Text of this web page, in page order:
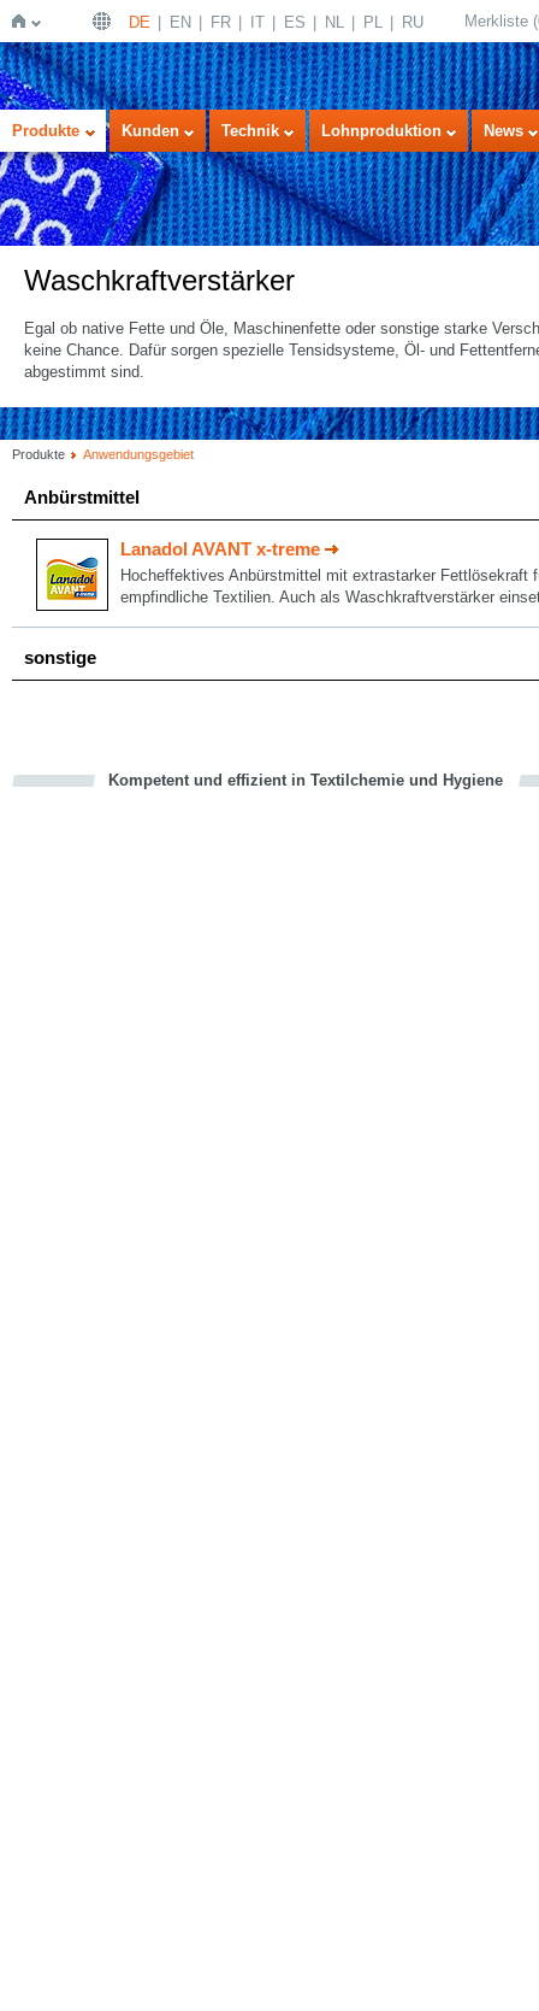
Startseite
DE EN FR IT ES NL PL RU Merkliste (
Produkte Kunden Technik Lohnproduktion News
Waschkraftverstärker
Egal ob native Fette und Öle, Maschinenfette oder sonstige starke
keine Chance. Dafür sorgen spezielle Tensidsysteme, Öl- und
abgestimmt sind.
Produkte Anwendungsgebiet
Anbürstmittel
Lanadol AVANT x-treme
Hocheffektives Anbürstmittel mit extrastarker Fettlösekraft
empfindliche Textilien. Auch als Waschkraftverstärker
sonstige
Kompetent und effizient in Textilchemie und Hygiene